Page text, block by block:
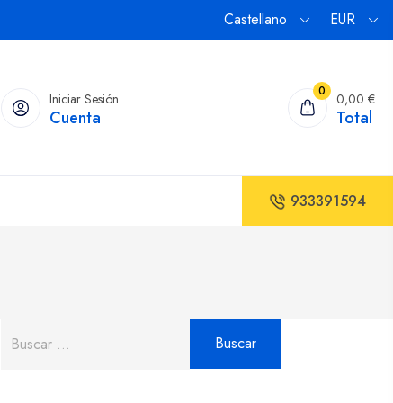
Castellano EUR
Iniciar Sesión
Cuenta
0 0,00 €
Total
933391594